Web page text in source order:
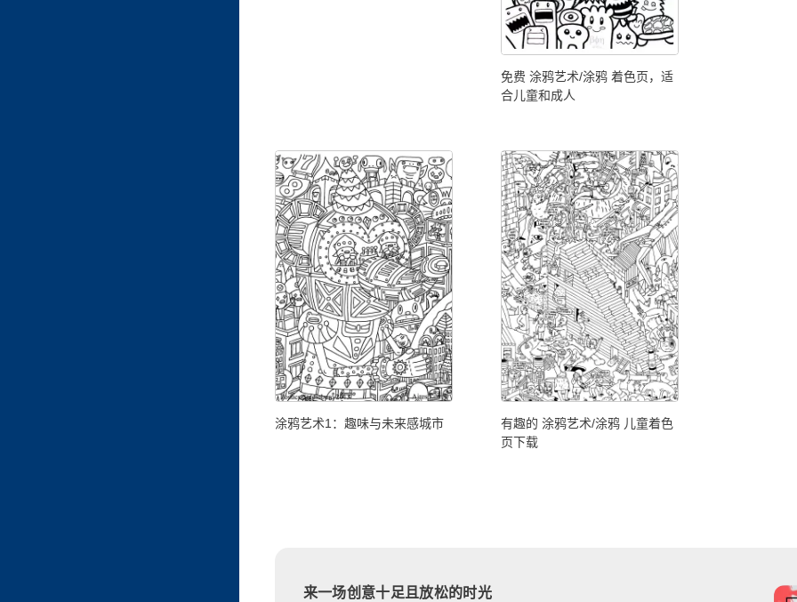
免费 涂鸦艺术/涂鸦 着色页，适
合儿童和成人
涂鸦艺术1：趣味与未来感城市
有趣的 涂鸦艺术/涂鸦 儿童着色
页下载
来一场创意十足且放松的时光